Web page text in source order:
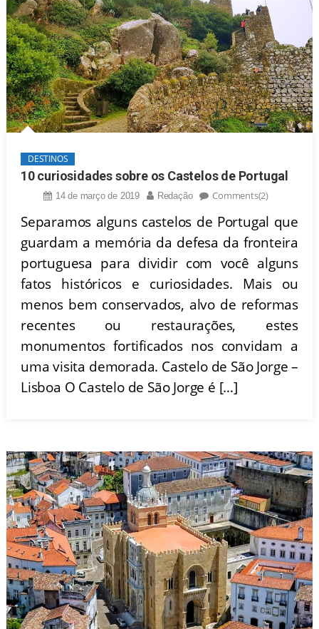
DESTINOS
10 curiosidades sobre os Castelos de Portugal
14 de março de 2019 Redação Comments(2)
Separamos alguns castelos de Portugal que
guardam a memória da defesa da fronteira
portuguesa para dividir com você alguns
fatos históricos e curiosidades. Mais ou
menos bem conservados, alvo de reformas
recentes ou restaurações, estes
monumentos fortificados nos convidam a
uma visita demorada. Castelo de São Jorge –
Lisboa O Castelo de São Jorge é […]